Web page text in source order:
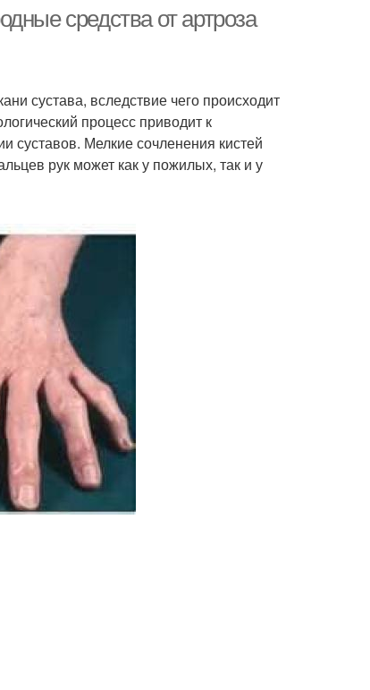
средства от артроза
сустава, вследствие чего происходит
процесс приводит к
суставов. Мелкие сочленения кистей
рук может как у пожилых, так и у